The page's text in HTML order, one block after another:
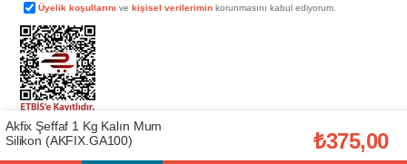
Üyelik koşullarını vekişisel verilerimin korunmasını kabul ediyorum.
Telif Hakkı © 2026Afeks Yapı Market
. Tüm hakları saklıdır.
Bu web sitesindeki tüm ürünler ticari amaçlıdır. Web sitemizde yer alan
görsel ve yazılı içerikler firmamıza ait olup, firmamızın yazılı izni alınmadan
Akfix Şeffaf 1 Kg Kalın Mum
Silikon (AKFIX.GA100)
₺375,00